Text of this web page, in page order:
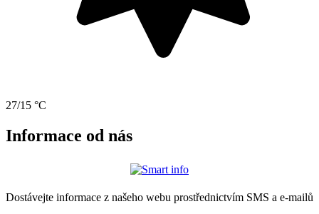
27/15 °C
Informace od nás
Dostávejte informace z našeho webu prostřednictvím SMS a e-mailů